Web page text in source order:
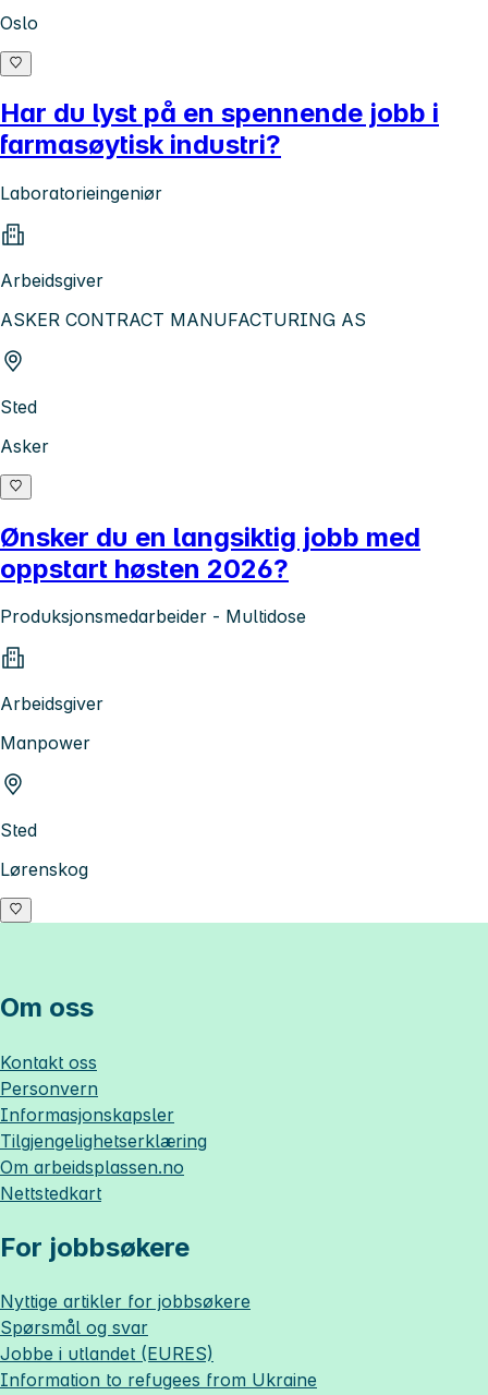
Oslo
Har du lyst på en spennende jobb i
farmasøytisk industri?
Laboratorieingeniør
Arbeidsgiver
ASKER CONTRACT MANUFACTURING AS
Sted
Asker
Ønsker du en langsiktig jobb med
oppstart høsten 2026?
Produksjonsmedarbeider - Multidose
Arbeidsgiver
Manpower
Sted
Lørenskog
Om oss
Kontakt oss
Personvern
Informasjonskapsler
Tilgjengelighetserklæring
Om arbeidsplassen.no
Nettstedkart
For jobbsøkere
Nyttige artikler for jobbsøkere
Spørsmål og svar
Jobbe i utlandet (EURES)
Information to refugees from Ukraine